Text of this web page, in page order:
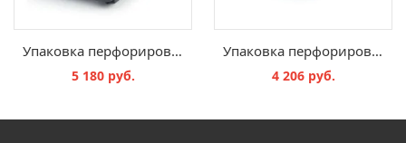
Упаковка перфорированных этикеток SK, PE SK 2
5 180 руб.
Упаковка перфорированных этикеток RK, ES PE 209
4 206 руб.